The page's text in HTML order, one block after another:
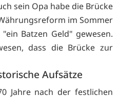
sein Opa habe die Brücke
im Sommer
Batzen Geld" gewesen.
dass die Brücke zur
Aufsätze
Jahre nach der festlichen